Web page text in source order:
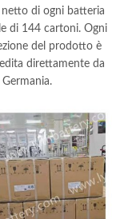
netto di ogni batteria
di 144 cartoni. Ogni
del prodotto è
direttamente da